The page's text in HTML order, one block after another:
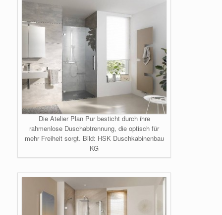
Die Atelier Plan Pur besticht durch ihre
rahmenlose Duschabtrennung, die optisch für
mehr Freiheit sorgt. Bild: HSK Duschkabinenbau
KG